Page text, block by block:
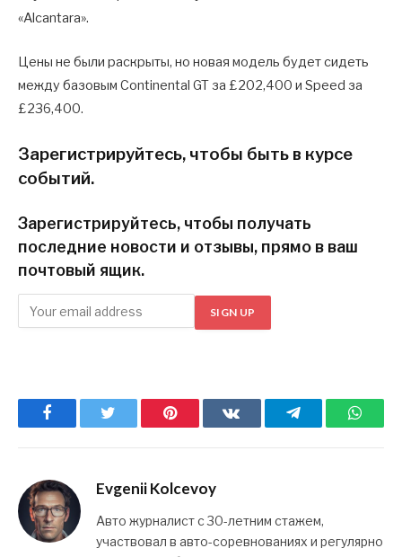
«Alcantara».
Цены не были раскрыты, но новая модель будет сидеть
между базовым Continental GT за £202,400 и Speed за
£236,400.
Зарегистрируйтесь, чтобы быть в курсе
событий.
Зарегистрируйтесь, чтобы получать
последние новости и отзывы, прямо в ваш
почтовый ящик.
SIGN UP
Facebook Pinterest ВКонтактеTelegram
Evgenii Kolcevoy
Авто журналист с 30-летним стажем,
участвовал в авто-соревнованиях и регулярно